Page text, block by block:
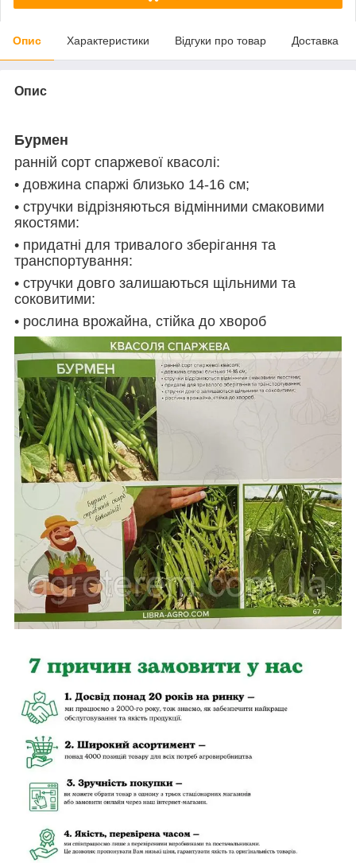
Опис Характеристики Відгуки про товар Доставка
Опис
Бурмен
ранній сорт спаржевої квасолі:
• довжина спаржі близько 14-16 см;
• стручки вiдрiзняються вiдмiнними смаковими
якостями:
• придатнi для тривалого зберiгання та
транспортування:
• стручки довго залишаються щiльними та
соковитими:
• рослина врожайна, стійка до хвороб